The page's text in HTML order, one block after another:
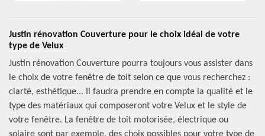
Justin rénovation Couverture pour le choix idéal de votre
type de Velux
Justin rénovation Couverture pourra toujours vous assister dans
le choix de votre fenêtre de toit selon ce que vous recherchez :
clarté, esthétique... Il faudra prendre en compte la qualité et le
type des matériaux qui composeront votre Velux et le style de
votre fenêtre. La fenêtre de toit motorisée, électrique ou